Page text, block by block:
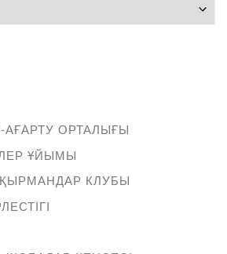
АҒАРТУ ОРТАЛЫҒЫ
ҰЙЫМЫ
КЛУБЫ